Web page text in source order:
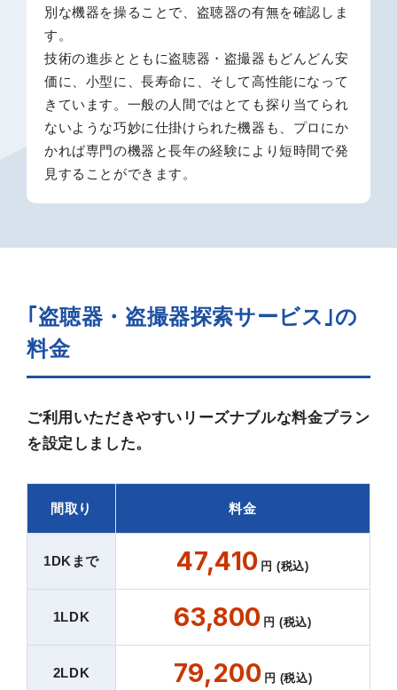
別な機器を操ることで、盗聴器の有無を確認しま
す。
技術の進歩とともに盗聴器・盗撮器もどんどん安
価に、小型に、長寿命に、そして高性能になって
きています。一般の人間ではとても探り当てられ
ないような巧妙に仕掛けられた機器も、プロにか
かれば専門の機器と長年の経験により短時間で発
見することができます。
｢盗聴器・盗撮器探索サービス｣の
料金
ご利用いただきやすいリーズナブルな料金プラン
を設定しました。
間取り 料金
1DKまで 47,410 円 (税込)
1LDK 63,800 円 (税込)
2LDK 79,200 円 (税込)